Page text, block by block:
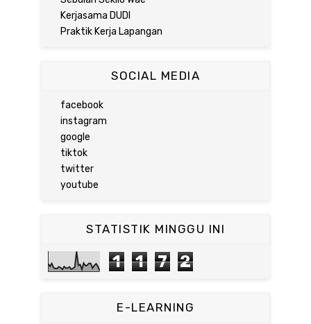
Kerjasama DUDI
Praktik Kerja Lapangan
SOCIAL MEDIA
facebook
instagram
google
tiktok
twitter
youtube
STATISTIK MINGGU INI
1 1 7 2
E-LEARNING